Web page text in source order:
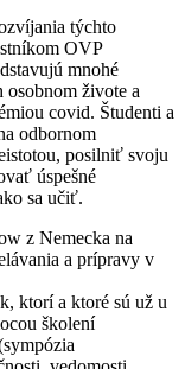
týchto
OVP
mnohé
živote a
covid. Študenti a
odbornom
posilniť svoju
úspešné
sa učiť.
z Nemecka na
a prípravy v
ktorí a ktoré sú už u
školení